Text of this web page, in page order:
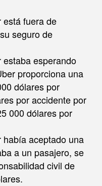
está fuera de
seguro de
esperando
proporciona una
dólares por
por accidente por
000 dólares por
aceptado una
a un pasajero, se
civil de